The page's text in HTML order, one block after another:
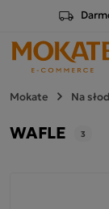
Mokate Na
WAFLE 3